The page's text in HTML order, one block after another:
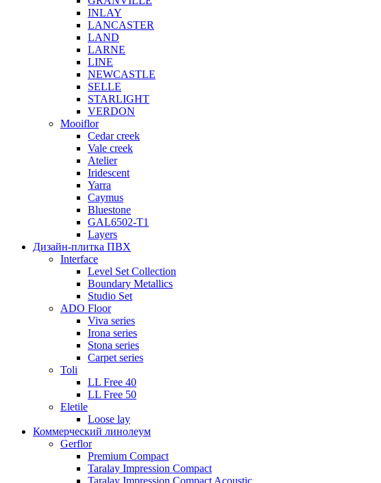
INLAY
LANCASTER
LAND
LARNE
LINE
NEWCASTLE
SELLE
STARLIGHT
VERDON
Mooiflor
Cedar creek
Vale creek
Atelier
Iridescent
Yarra
Caymus
Bluestone
GAL6502-T1
Layers
Дизайн-плитка ПВХ
Interface
Level Set Collection
Boundary Metallics
Studio Set
ADO Floor
Viva series
Irona series
Stona series
Carpet series
Toli
LL Free 40
LL Free 50
Eletile
Loose lay
Коммерческий линолеум
Gerflor
Premium Compact
Taralay Impression Compact
Taralay Impression Compact Acoustic